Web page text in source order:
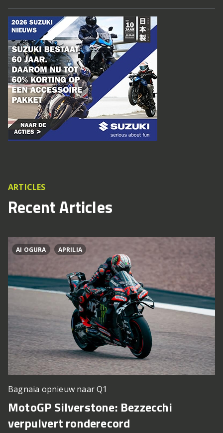
ARTICLES
Recent Articles
AI OGURA APRILIA
Bagnaia opnieuw naar Q1
MotoGP Silverstone: Bezzecchi
verpulvert ronderecord